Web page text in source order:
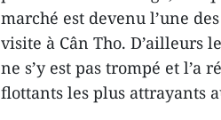
marché est devenu l’une
visite à Cân Tho. D’ailleurs
ne s’y est pas trompé et l’a
flottants les plus attrayants